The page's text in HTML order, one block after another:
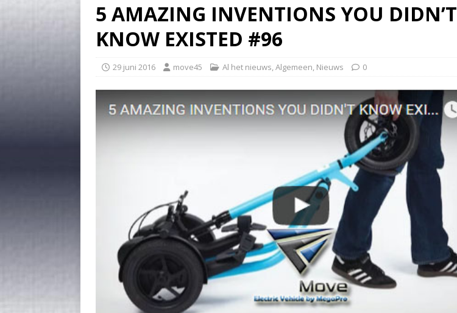
5 AMAZING INVENTIONS YOU DIDN’T
KNOW EXISTED #96
29 juni 2016 move45 Al het nieuws,Algemeen, Nieuws 0